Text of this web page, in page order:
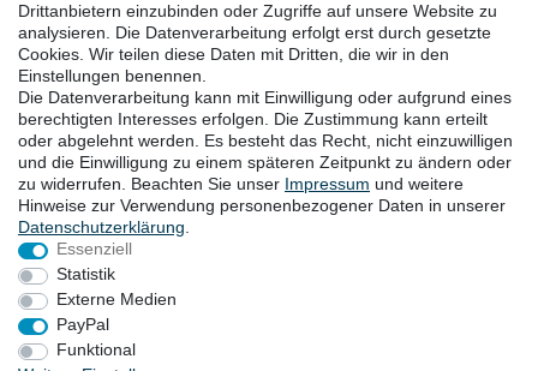
DOWNLOADS
Kataloge
Technik
Zertifikate
Studien
Promotion
STANDORTE
Widerrufsrecht
Drittanbietern einzubinden oder Zugriffe auf unsere Website zu
analysieren. Die Datenverarbeitung erfolgt erst durch gesetzte
Cookies. Wir teilen diese Daten mit Dritten, die wir in den
Einstellungen benennen.
Die Datenverarbeitung kann mit Einwilligung oder aufgrund eines
berechtigten Interesses erfolgen. Die Zustimmung kann erteilt
oder abgelehnt werden. Es besteht das Recht, nicht einzuwilligen
und die Einwilligung zu einem späteren Zeitpunkt zu ändern oder
zu widerrufen. Beachten Sie unser Impressum und weitere
Hinweise zur Verwendung personenbezogener Daten in unserer
Daten­schutz­erklärung
Essenziell
Statistik
Externe Medien
PayPal
Funktional